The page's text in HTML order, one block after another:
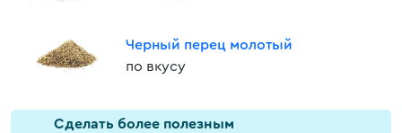
Черный перец молотый
по вкусу
Cделать более полезным